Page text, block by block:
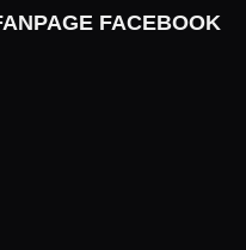
FACEBOOK